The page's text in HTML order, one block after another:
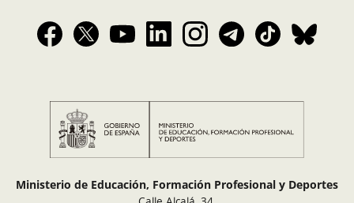
Ministerio de Educación, Formación Profesional y Deportes